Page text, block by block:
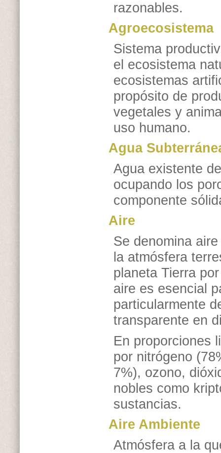
razonables.
Agroecosistema
Sistema
el ecosistema
ecosistemas
propósito de
vegetales y
uso humano.
Agua
Agua existente
ocupando los
componente
Aire
Se denomina
la atmósfera
planeta Tierra
aire es esencial
particularmente
transparente en
En proporciones
por nitrógeno
7%), ozono,
nobles como
sustancias.
Aire Ambiente
Atmósfera a la